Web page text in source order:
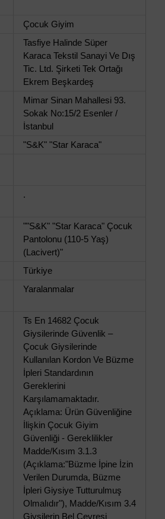
Çocuk Giyim
Tasfiye Halinde Süper
Karaca Tekstil Sanayi Ve Dış
Tic. Ltd. Şirketi Tek Ortağı
Ekrem Beşkardeş
Mimar Sinan Mahallesi 93.
Sokak No:15/2 Esenler /
İstanbul
"S&K" "Star Karaca"
.
""S&K" "Star Karaca" Çocuk
Pantolonu (110-5 Yaş)
(Lacivert)"
Türkiye
Yaralanmalar
Ts En 14682 Çocuk
Giysilerinde Güvenlik –
Çocuk Giysilerinde
Kullanılan Kordon Ve Büzme
İpleri Standardının
Gereklerini
Karşılamamaktadır.
Açıklama: Ürün Güvenliğine
İlişkin Çocuk Giyim
Güvenliği - Gereklilikler
Madde/Kısım 3.1.3
(Açıklama:"Büzme İpine İzin
Verilen Durumda, Büzme
İpleri Giysiye Tutturulmuş
Olmalıdır"), Madde/Kısım 3.4
Giysilerin Bel Çevresi